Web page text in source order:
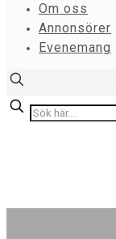
Om oss
Annonsörer
Evenemang